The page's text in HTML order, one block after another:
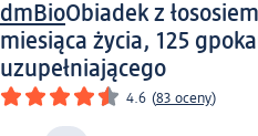
dmBioObiadek z
miesiąca życia, 125 g
uzupełniającego
4.6 (83 oceny)